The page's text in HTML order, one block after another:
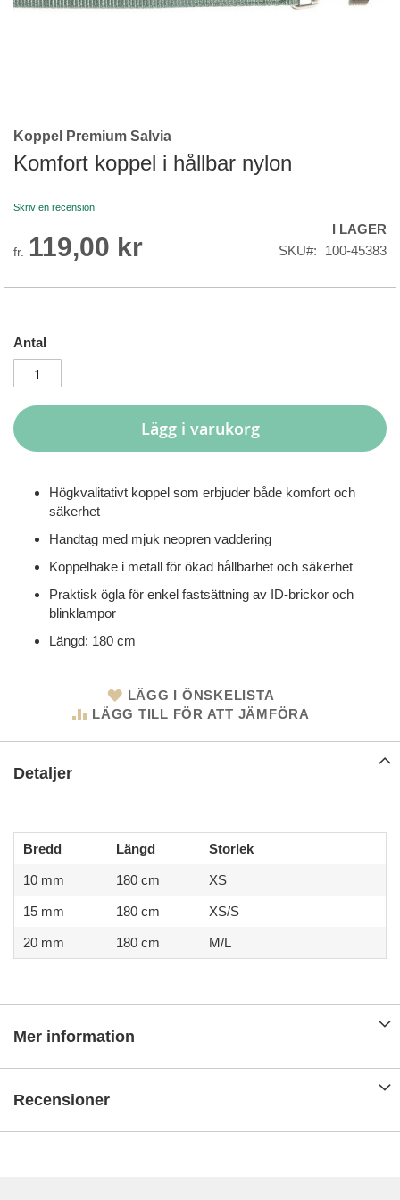
Skip
to
the
of
images
Koppel Premium Salvia
Komfort koppel i hållbar nylon
Skriv en recension
fr. 119,00 kr
I LAGER
SKU
100-45383
Antal
Lägg i varukorg
Högkvalitativt koppel som erbjuder både komfort och
säkerhet
Handtag med mjuk neopren vaddering
Koppelhake i metall för ökad hållbarhet och säkerhet
Praktisk ögla för enkel fastsättning av ID-brickor och
blinklampor
Längd: 180 cm
LÄGG I ÖNSKELISTA
LÄGG TILL FÖR ATT JÄMFÖRA
Detaljer
Bredd Längd Storlek
10 mm 180 cm XS
15 mm 180 cm XS/S
20 mm 180 cm M/L
Mer information
Recensioner